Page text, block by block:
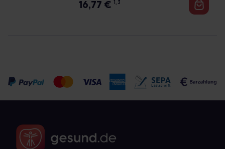
16,77 € 1, 3